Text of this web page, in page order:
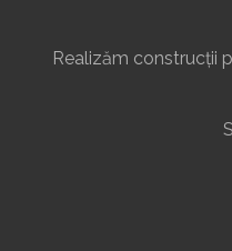
Realizăm construcții